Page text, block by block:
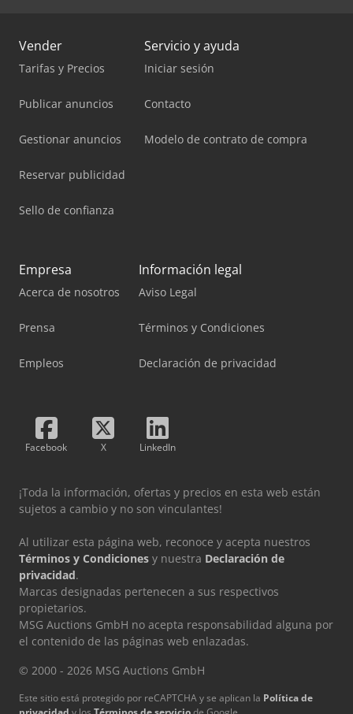
Vender
Tarifas y Precios
Publicar anuncios
Gestionar anuncios
Reservar publicidad
Sello de confianza
Servicio y ayuda
Iniciar sesión
Contacto
Modelo de contrato de compra
Empresa
Acerca de nosotros
Prensa
Empleos
Información legal
Aviso Legal
Términos y Condiciones
Declaración de privacidad
Facebook X LinkedIn
¡Toda la información, ofertas y precios en esta web están
sujetos a cambio y no son vinculantes!
Al utilizar esta página web, reconoce y acepta nuestros
Términos y Condiciones y nuestra Declaración de
privacidad.
Marcas designadas pertenecen a sus respectivos
propietarios.
MSG Auctions GmbH no acepta responsabilidad alguna por
el contenido de las páginas web enlazadas.
© 2000 - 2026 MSG Auctions GmbH
Este sitio está protegido por reCAPTCHA y se aplican la Política de